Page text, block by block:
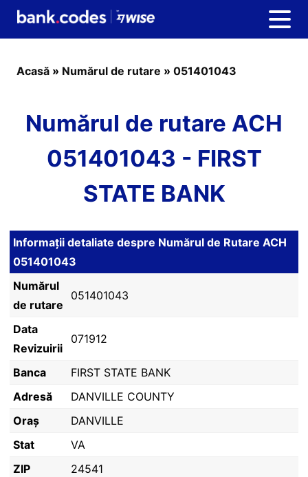
Acasă » Numărul de rutare » 051401043
Numărul de rutare ACH
051401043 - FIRST
STATE BANK
Informații detaliate despre Numărul de Rutare ACH
051401043
Numărul
de rutare
051401043
Data
Revizuirii
071912
Banca
FIRST STATE BANK
Adresă
DANVILLE COUNTY
Oraș
DANVILLE
Stat
VA
ZIP
24541